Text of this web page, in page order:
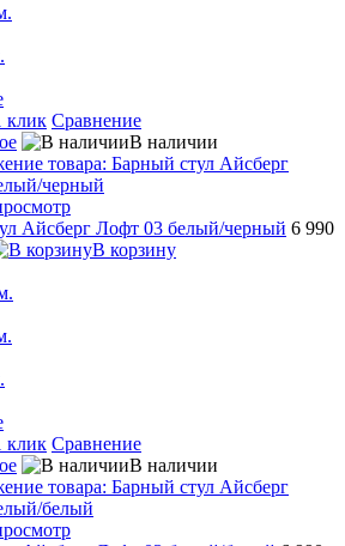
клик Сравнение
В наличии
Айсберг Лофт 03 белый/черный 6 990
В корзину
клик Сравнение
В наличии